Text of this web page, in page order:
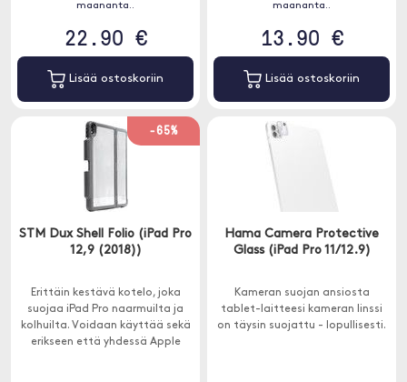
maananta..
22.90 €
Lisää ostoskoriin
maananta..
13.90 €
Lisää ostoskoriin
-65%
STM Dux Shell Folio (iPad Pro
12,9 (2018))
Erittäin kestävä kotelo, joka
suojaa iPad Pro naarmuilta ja
kolhuilta. Voidaan käyttää sekä
erikseen että yhdessä Apple
Hama Camera Protective
Glass (iPad Pro 11/12.9)
Kameran suojan ansiosta
tablet-laitteesi kameran linssi
on täysin suojattu - lopullisesti.